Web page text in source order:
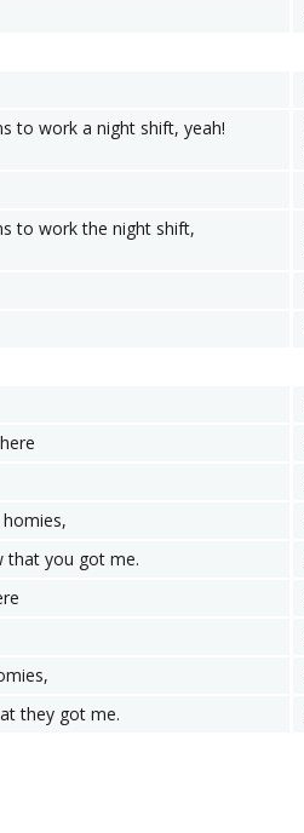
to work a night shift, yeah!
to work the night shift,
that you got me.
they got me.